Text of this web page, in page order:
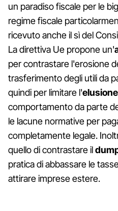
un paradiso fiscale per le
regime fiscale
ricevuto anche il sì del
La direttiva Ue propone un'
per contrastare l'erosione
trasferimento degli utili da
quindi per limitare l'
comportamento da parte
le lacune normative per
completamente legale.
quello di contrastare il
pratica di abbassare le
attirare imprese estere.